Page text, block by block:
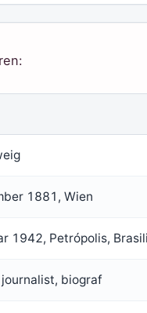
1881, Wien
1942, Petrópolis,
biograf